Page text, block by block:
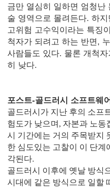
금만 열심히 일하면 엄청난
술 영역으로 몰려든다. 하
고위험 고수익이라는 특징
척자가 되려고 하는 반면,
사람들도 있다. 물론 개척
히 낮다.
포스트-골드러시 소프트웨
골드러시가 지난 후의 소프
험도가 낮으며, 자본과 노동
시 기간에는 거의 주목받지
한 심도있는 고찰이 이 단계
각된다.
골드러시 이후에 옛날 방식
시대에 같은 방식으로 일할